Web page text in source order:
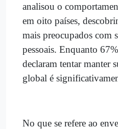
analisou o
em oito países,
mais preocupados com
pessoais. Enquanto
declaram tentar manter
global é
No que se refere ao